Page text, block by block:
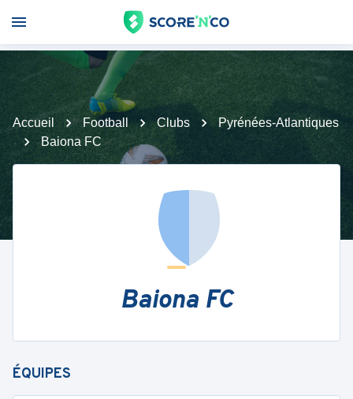
Accueil Football Clubs
Pyrénées-Atlantiques
Baiona FC
Baiona FC
ÉQUIPES